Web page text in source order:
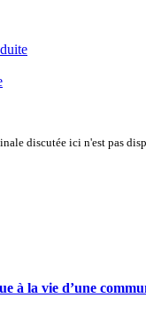
discutée ici n'est pas
à la vie d’une